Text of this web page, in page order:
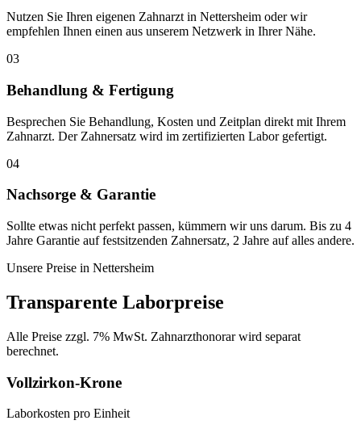
Nutzen Sie Ihren eigenen Zahnarzt in Nettersheim oder wir
empfehlen Ihnen einen aus unserem Netzwerk in Ihrer Nähe.
03
Behandlung & Fertigung
Besprechen Sie Behandlung, Kosten und Zeitplan direkt mit Ihrem
Zahnarzt. Der Zahnersatz wird im zertifizierten Labor gefertigt.
04
Nachsorge & Garantie
Sollte etwas nicht perfekt passen, kümmern wir uns darum. Bis zu 4
Jahre Garantie auf festsitzenden Zahnersatz, 2 Jahre auf alles andere.
Unsere Preise in Nettersheim
Transparente Laborpreise
Alle Preise zzgl. 7% MwSt. Zahnarzthonorar wird separat
berechnet.
Vollzirkon-Krone
Laborkosten pro Einheit